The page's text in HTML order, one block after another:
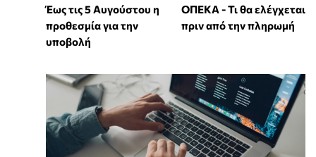
Έως τις 5 Αυγούστου η
προθεσμία για την
υποβολή
ΟΠΕΚΑ - Τι θα ελέγχεται
πριν από την πληρωμή